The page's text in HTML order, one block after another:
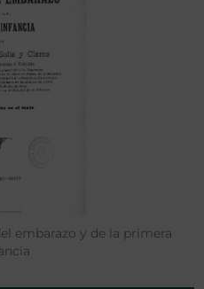
embarazo y de la primera